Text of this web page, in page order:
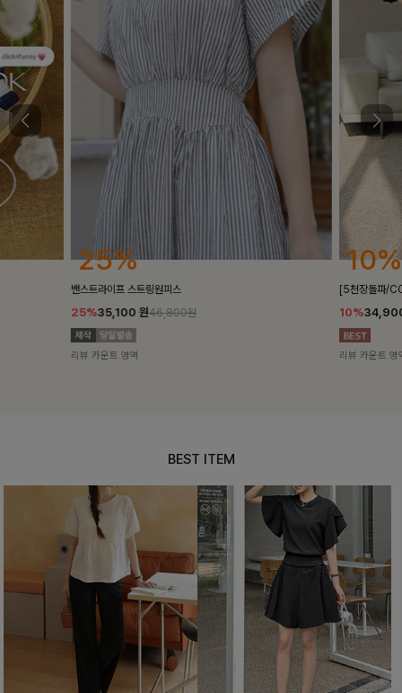
10%
[5천장돌파/COOL]멜틴 퍼프블라우스
10%34,900원38,700원
리뷰 카운트 영역
18%
켄픈배색 스트
18%
리뷰 카운트 영
BEST ITEM